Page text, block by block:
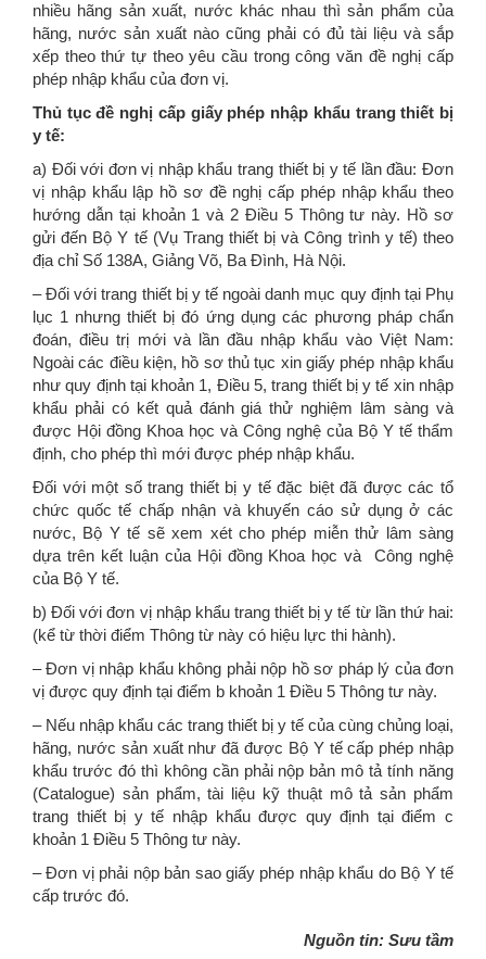
nhiều hãng sản xuất, nước khác nhau thì sản phẩm của
hãng, nước sản xuất nào cũng phải có đủ tài liệu và sắp
xếp theo thứ tự theo yêu cầu trong công văn đề nghị cấp
phép nhập khẩu của đơn vị.
Thủ tục đề nghị cấp giấy phép nhập khẩu trang thiết bị
y tế:
a) Đối với đơn vị nhập khẩu trang thiết bị y tế lần đầu: Đơn
vị nhập khẩu lập hồ sơ đề nghị cấp phép nhập khẩu theo
hướng dẫn tại khoản 1 và 2 Điều 5 Thông tư này. Hồ sơ
gửi đến Bộ Y tế (Vụ Trang thiết bị và Công trình y tế) theo
địa chỉ Số 138A, Giảng Võ, Ba Đình, Hà Nội.
– Đối với trang thiết bị y tế ngoài danh mục quy định tại Phụ
lục 1 nhưng thiết bị đó ứng dụng các phương pháp chẩn
đoán, điều trị mới và lần đầu nhập khẩu vào Việt Nam:
Ngoài các điều kiện, hồ sơ thủ tục xin giấy phép nhập khẩu
như quy định tại khoản 1, Điều 5, trang thiết bị y tế xin nhập
khẩu phải có kết quả đánh giá thử nghiệm lâm sàng và
được Hội đồng Khoa học và Công nghệ của Bộ Y tế thẩm
định, cho phép thì mới được phép nhập khẩu.
Đối với một số trang thiết bị y tế đặc biệt đã được các tổ
chức quốc tế chấp nhận và khuyến cáo sử dụng ở các
nước, Bộ Y tế sẽ xem xét cho phép miễn thử lâm sàng
dựa trên kết luận của Hội đồng Khoa học và Công nghệ
của Bộ Y tế.
b) Đối với đơn vị nhập khẩu trang thiết bị y tế từ lần thứ hai:
(kể từ thời điểm Thông từ này có hiệu lực thi hành).
– Đơn vị nhập khẩu không phải nộp hồ sơ pháp lý của đơn
vị được quy định tại điểm b khoản 1 Điều 5 Thông tư này.
– Nếu nhập khẩu các trang thiết bị y tế của cùng chủng loại,
hãng, nước sản xuất như đã được Bộ Y tế cấp phép nhập
khẩu trước đó thì không cần phải nộp bản mô tả tính năng
(Catalogue) sản phẩm, tài liệu kỹ thuật mô tả sản phẩm
trang thiết bị y tế nhập khẩu được quy định tại điểm c
khoản 1 Điều 5 Thông tư này.
– Đơn vị phải nộp bản sao giấy phép nhập khẩu do Bộ Y tế
cấp trước đó.
Nguồn tin: Sưu tầm